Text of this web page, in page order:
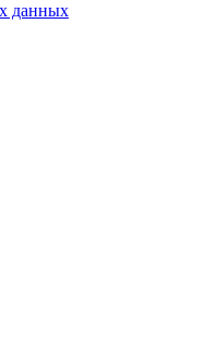
данных